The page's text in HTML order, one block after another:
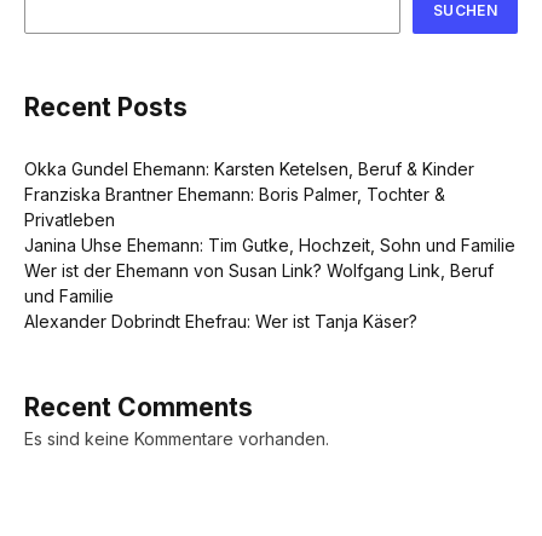
SUCHEN
Recent Posts
Okka Gundel Ehemann: Karsten Ketelsen, Beruf & Kinder
Franziska Brantner Ehemann: Boris Palmer, Tochter &
Privatleben
Janina Uhse Ehemann: Tim Gutke, Hochzeit, Sohn und Familie
Wer ist der Ehemann von Susan Link? Wolfgang Link, Beruf
und Familie
Alexander Dobrindt Ehefrau: Wer ist Tanja Käser?
Recent Comments
Es sind keine Kommentare vorhanden.